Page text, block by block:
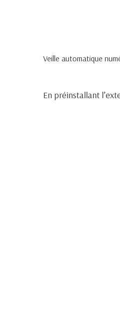
Veille automatique
En préinstallant